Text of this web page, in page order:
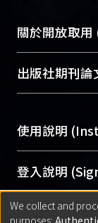
成果。
To
profiles and
services of
Sciences
關於開放取用
開放取用是
動，應用在學
用逐年攀升。
Archive）平
出版社期刊
含部分內
助與合作
意提供此
Please
original
使用說明
網站簡介
使用手冊
線上預約服
登入說明
方案一：
匯入著作
We collect and
purposes: